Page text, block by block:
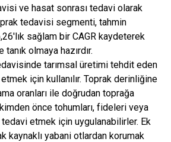
ve hasat sonrası tedavi olarak
tedavisi segmenti, tahmin
sağlam bir CAGR kaydeterek
olmaya hazırdır.
tarımsal üretimi tehdit eden
için kullanılır. Toprak derinliğine
oranları ile doğrudan toprağa
önce tohumları, fideleri veya
etmek için uygulanabilirler. Ek
kaynaklı yabani otlardan korumak